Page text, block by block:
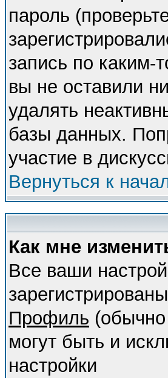
пароль
запись по каким-
вы не оставили
удалять
базы данных.
участие в
Вернуться к
Как мне
Все ваши
Профиль
могут быть и
настройки